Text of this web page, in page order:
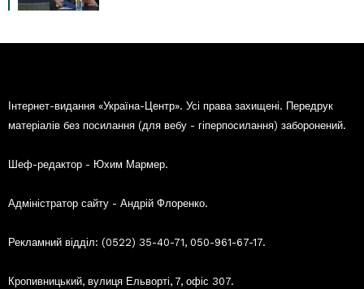
Інтернет-видання «Україна-Центр». Усі права захищені. Передрук
матеріалів без посилання (для вебу - гіперпосилання) заборонений.
Шеф-редактор - Юхим Мармер.
Адміністратор сайту - Андрій Флоренко.
Рекламний відділ: (0522) 35-40-71, 050-961-67-17.
Кропивницький, вулиця Ельворті, 7, офіс 307.